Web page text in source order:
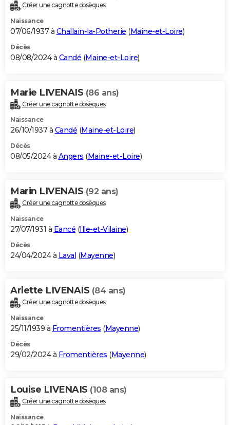
Créer une cagnotte obsèques
Naissance
07/06/1937 à Challain-la-Potherie (Maine-et-Loire)
Décès
08/08/2024 à Candé (Maine-et-Loire)
Marie LIVENAIS (86 ans)
Créer une cagnotte obsèques
Naissance
26/10/1937 à Candé (Maine-et-Loire)
Décès
08/05/2024 à Angers (Maine-et-Loire)
Marin LIVENAIS (92 ans)
Créer une cagnotte obsèques
Naissance
27/07/1931 à Eancé (Ille-et-Vilaine)
Décès
24/04/2024 à Laval (Mayenne)
Arlette LIVENAIS (84 ans)
Créer une cagnotte obsèques
Naissance
25/11/1939 à Fromentières (Mayenne)
Décès
29/02/2024 à Fromentières (Mayenne)
Louise LIVENAIS (108 ans)
Créer une cagnotte obsèques
Naissance